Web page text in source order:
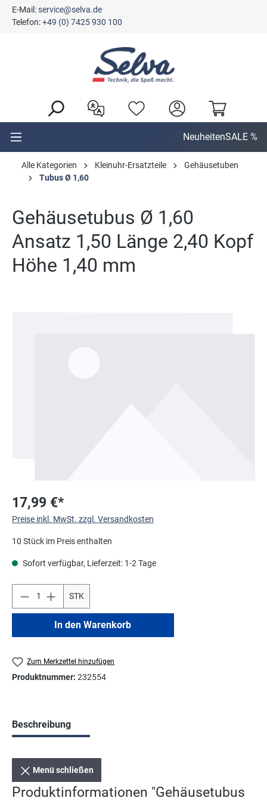
springen
E-Mail:service@selva.de
Telefon:+49 (0) 7425 930 100
NeuheitenSALE %
Alle Kategorien Kleinuhr-Ersatzteile
Gehäusetuben
Tubus Ø 1,60
Gehäusetubus Ø 1,60
Ansatz 1,50 Länge 2,40 Kopf
Höhe 1,40 mm
17,99 €*
Preise inkl. MwSt. zzgl. Versandkosten
10 Stück im Preis enthalten
Sofort verfügbar, Lieferzeit: 1-2 Tage
STK
In den Warenkorb
Zum Merkzettel hinzufügen
Produktnummer: 232554
Beschreibung
Menü schließen
Produktinformationen "Gehäusetubus